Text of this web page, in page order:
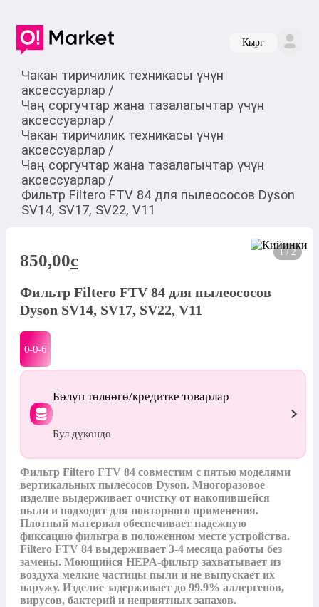
Кырг
Чакан тиричилик техникасы үчүн
аксессуарлар /
Чаң соргучтар жана тазалагычтар үчүн
аксессуарлар /
Чакан тиричилик техникасы үчүн
аксессуарлар /
Чаң соргучтар жана тазалагычтар үчүн
аксессуарлар /
Фильтр Filtero FTV 84 для пылеососов Dyson
SV14, SV17, SV22, V11
1 / 2
850,00c
Фильтр Filtero FTV 84 для пылеососов
Dyson SV14, SV17, SV22, V11
0-0-6
Бөлүп төлөөгө/кредитке товарлар
Бул дүкөндө
Фильтр Filtero FTV 84 совместим с пятью моделями
вертикальных пылесосов Dyson. Многоразовое
изделие выдерживает очистку от накопившейся
пыли и подходит для повторного применения.
Плотный материал обеспечивает надежную
фиксацию фильтра в положенном месте устройства.
Filtero FTV 84 выдерживает 3-4 месяца работы без
замены. Моющийся HEPA-фильтр захватывает из
воздуха мелкие частицы пыли и не выпускает их
наружу. Изделие задерживает до 99.9% аллергенов,
вирусов, бактерий и неприятных запахов.